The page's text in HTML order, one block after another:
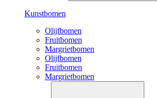
Kunstbomen
Olijfbomen
Fruitbomen
Margrietbomen
Olijfbomen
Fruitbomen
Margrietbomen